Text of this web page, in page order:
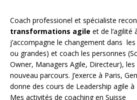
Coach professionel et spécialiste
transformations agile et de l‘agilité
j’accompagne le changement dans
ou grandes) et coach les personnes (
Owner, Managers Agile, Directeur),
nouveau parcours. J’exerce à Paris,
donne des cours de Leadership agile à
Mes activités de coaching en Suisse